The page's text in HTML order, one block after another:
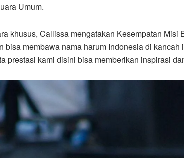
Umum.
khusus, Callissa mengatakan Kesempatan Misi
bisa membawa nama harum Indonesia di
prestasi kami disini bisa memberikan inspirasi